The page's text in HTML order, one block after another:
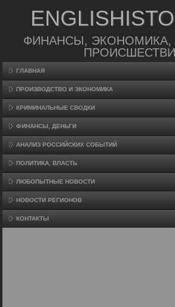
ФИНАНСЫ, ЭКОНОМИКА,
ГЛАВНАЯ
ПРОИЗВΟДСТВО И ЭКОНОМИКА
КРИМИНАЛЬНЫЕ СВОДКИ
ФИНАНСЫ, ДЕНЬГИ
АНАЛИЗ РОССИЙСКИХ СОБЫТИЙ
ПОЛИТИКА, ВЛАСТЬ
ЛЮБОПЫТНЫЕ НОВОСТИ
НОВОСТИ РЕГИОНОВ
КОНТАКТЫ